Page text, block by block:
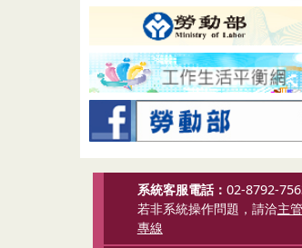
系統客服電話： 02-8792-
若非系統操作問題，請洽主
專線